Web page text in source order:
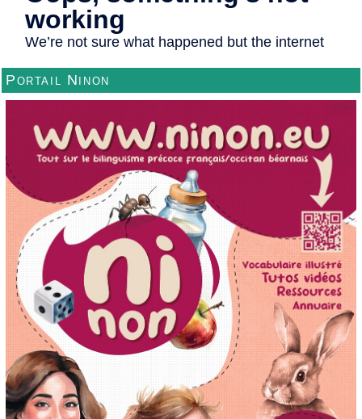
Portail Ninon